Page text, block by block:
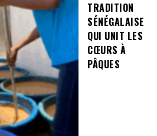
TRADITION
SÉNÉGALAISE
QUI UNIT LES
CŒURS À
PÂQUES